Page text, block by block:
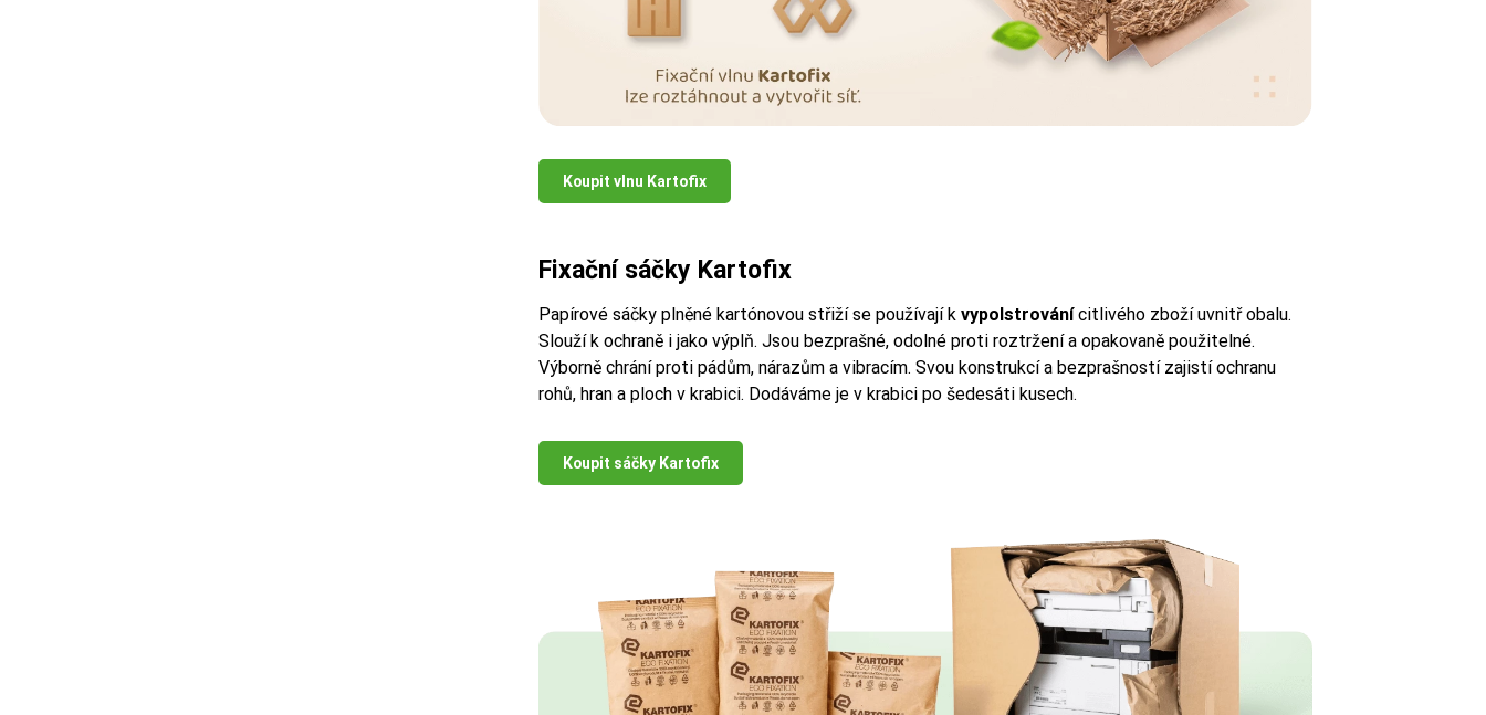
Koupit vlnu Kartofix
Fixační sáčky Kartofix
Papírové sáčky plněné kartónovou střiží se používají k vypolstrovánícitlivého zboží uvnitř obalu.
Slouží k ochraně i jako výplň. Jsou bezprašné, odolné proti roztržení a opakovaně použitelné.
Výborně chrání proti pádům, nárazům a vibracím. Svou konstrukcí a bezprašností zajistí ochranu
rohů, hran a ploch v krabici. Dodáváme je v krabici po šedesáti kusech.
Koupit sáčky Kartofix